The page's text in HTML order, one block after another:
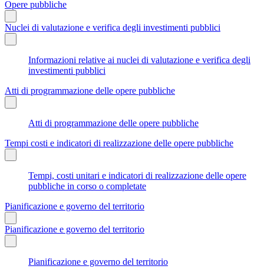
Opere pubbliche
Nuclei di valutazione e verifica degli investimenti pubblici
Informazioni relative ai nuclei di valutazione e verifica degli
investimenti pubblici
Atti di programmazione delle opere pubbliche
Atti di programmazione delle opere pubbliche
Tempi costi e indicatori di realizzazione delle opere pubbliche
Tempi, costi unitari e indicatori di realizzazione delle opere
pubbliche in corso o completate
Pianificazione e governo del territorio
Pianificazione e governo del territorio
Pianificazione e governo del territorio